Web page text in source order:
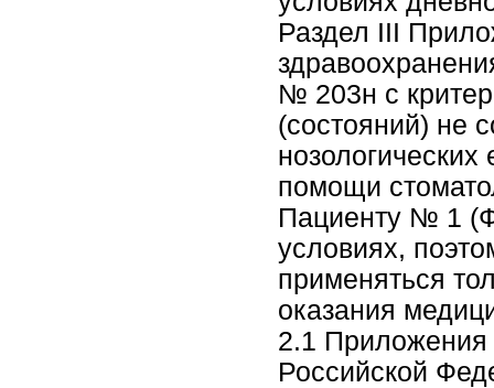
Раздел III
№ 203н с
(состояний) не
помощи
Пациенту № 1
условиях,
применяться
оказания
2.1 Приложения
Российской